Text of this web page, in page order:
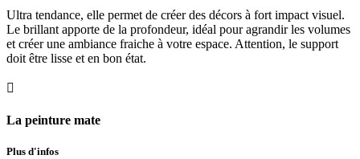
Ultra tendance, elle permet de créer des décors à fort impact visuel.
Le brillant apporte de la profondeur, idéal pour agrandir les volumes
et créer une ambiance fraiche à votre espace. Attention, le support
doit être lisse et en bon état.

La peinture mate
Plus d'infos